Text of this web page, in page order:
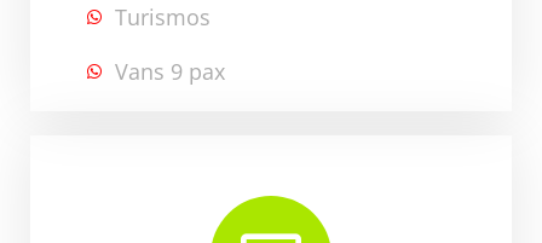
Turismos
Vans 9 pax